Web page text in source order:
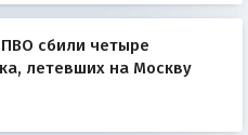
сбили четыре
летевших на Москву